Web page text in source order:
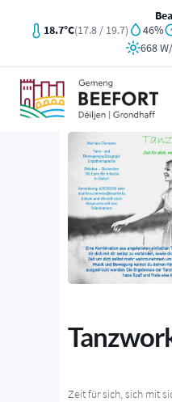
18.7°C(17.8 / 19.7) 46%
668
Zeit für sich, sich mit